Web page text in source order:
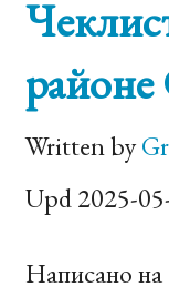
районе
Written by
Upd 2025-
Написано на